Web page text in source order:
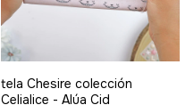
tela Chesire colección
Celialice - Alúa Cid